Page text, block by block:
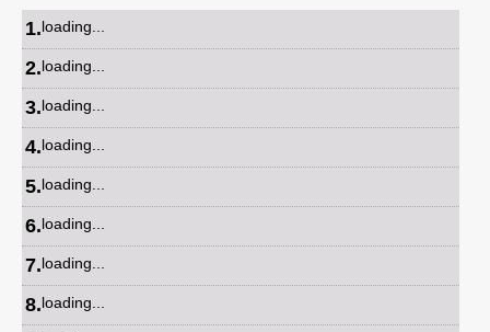
1.loading...
2.loading...
3.loading...
4.loading...
5.loading...
6.loading...
7.loading...
8.loading...